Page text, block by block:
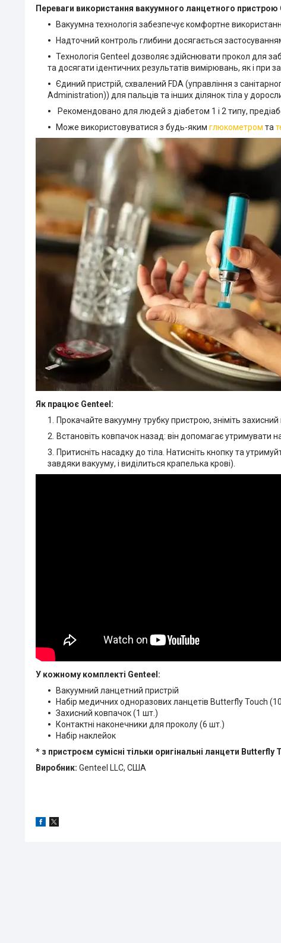
Переваги використання вакуумного ланцетного пристрою
Вакуумна технологія забезпечує комфортне
Надточний контроль глибини досягається
Технологія Genteel дозволяє здійснювати прокол для
та досягати ідентичних результатів вимірювань, як і при
Єдиний пристрій, схвалений FDA (управління з
Administration)) для пальців та інших ділянок тіла у
Рекомендовано для людей з діабетом 1 і 2 типу,
Може використовуватися з будь-яким глюкометром та
Як працює Genteel:
Прокачайте вакуумну трубку пристрою, зніміть захисний
Встановіть ковпачок назад: він допомагає утримувати
Притисніть насадку до тіла. Натисніть кнопку та
завдяки вакууму, і виділиться крапелька крові).
У кожному комплекті Genteel:
Вакуумний ланцетний пристрій
Набір медичних одноразових ланцетів Butterfly Touch
Захисний ковпачок (1 шт.)
Контактні наконечники для проколу (6 шт.)
Набір наклейок
* з пристроєм сумісні тільки оригінальні ланцети Butterfly
Виробник: Genteel LLC, США